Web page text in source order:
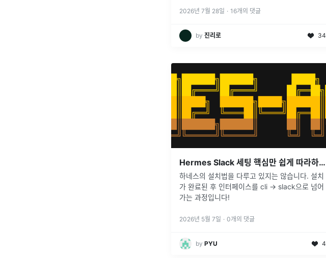
2026년 7월 28일 · 16개의 댓글
by 진리로 34
Hermes Slack 세팅 핵심만 쉽게 따라하기
하네스의 설치법을 다루고 있지는 않습니다. 설치
가 완료된 후 인터페이스를 cli -> slack으로 넘어
가는 과정입니다!
2026년 5월 7일 · 0개의 댓글
by PYU 4